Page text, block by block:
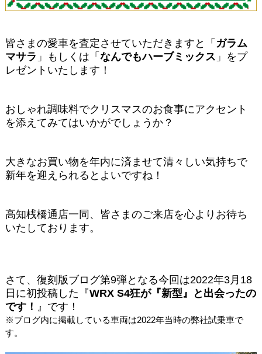
皆さまの愛車を査定させていただきますと「 ガラム
マサラ 」もしくは「 なんでもハーブミックス 」をプ
レゼントいたします！
おしゃれ調味料でクリスマスのお食事にアクセント
を添えてみてはいかがでしょうか？
大きなお買い物を年内に済ませて清々しい気持ちで
新年を迎えられるとよいですね！
高知桟橋通店一同、皆さまのご来店を心よりお待ち
いたしております。
さて、復刻版ブログ第9弾となる今回は2022年3月18
日に初投稿した『WRX S4狂が『新型』と出会ったの
です！ 』です！
※ブログ内に掲載している車両は2022年当時の弊社試乗車で
す。